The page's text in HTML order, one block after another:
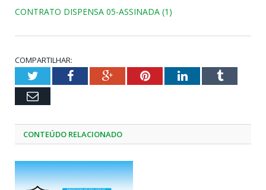
CONTRATO DISPENSA 05-ASSINADA (1)
COMPARTILHAR:
TwitterFacebookGoogle+PinterestLinkedInTumblr
Email
CONTEÚDO RELACIONADO